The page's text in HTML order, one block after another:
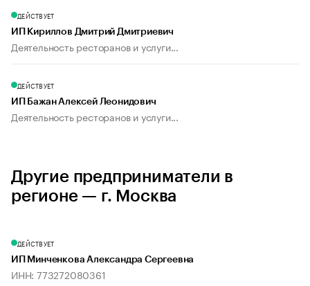
ДЕЙСТВУЕТ
ИП Кириллов Дмитрий Дмитриевич
Деятельность ресторанов и услуги...
ДЕЙСТВУЕТ
ИП Бажан Алексей Леонидович
Деятельность ресторанов и услуги...
Другие предприниматели в
регионе — г. Москва
ДЕЙСТВУЕТ
ИП Минченкова Александра Сергеевна
ИНН: 773272080361